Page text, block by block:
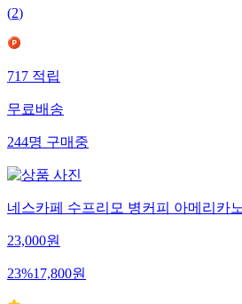
(2)
717 적립
무료배송
244명 구매중
네스카페 수프리모 병커피 아메리카
23,000원
23%17,800원